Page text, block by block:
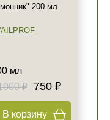
200 мл
мл
₽
750 ₽
В корзину